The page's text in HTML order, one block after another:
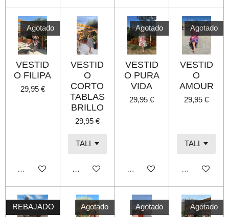
Agotado
VESTID
O FILIPA
29,95 €
Agotado
VESTID
O
CORTO
TABLAS
BRILLO
29,95 €
Añadir al carrito
Agotado
VESTID
O PURA
VIDA
29,95 €
Agotado
Agotado
VESTID
O
AMOUR
29,95 €
Agotado
REBAJADO Agotado Agotado Agotado